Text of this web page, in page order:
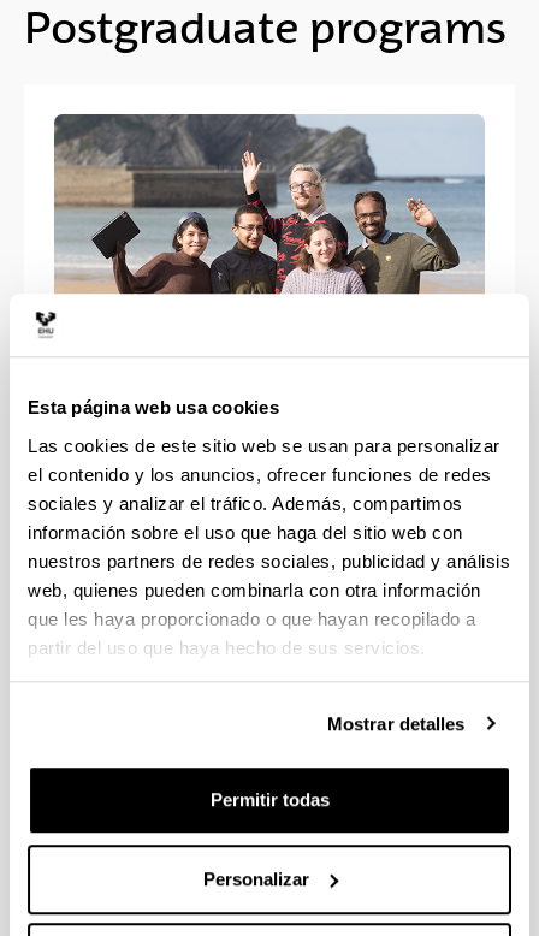
Esta página web usa cookies
Las cookies de este sitio web se usan para personalizar
el contenido y los anuncios, ofrecer funciones de redes
sociales y analizar el tráfico. Además, compartimos
información sobre el uso que haga del sitio web con
nuestros partners de redes sociales, publicidad y análisis
web, quienes pueden combinarla con otra información
que les haya proporcionado o que hayan recopilado a
partir del uso que haya hecho de sus servicios.
Mostrar detalles
Permitir todas
Personalizar
Postgraduate programs
Erasmus Mundus Joint Master
programs
Official Master programs